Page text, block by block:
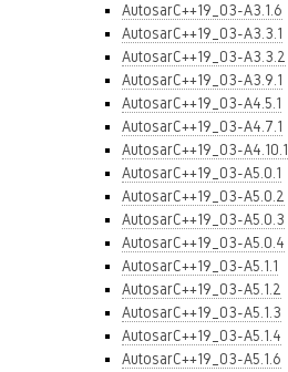
AutosarC++19_03-A3.1.6
AutosarC++19_03-A3.3.1
AutosarC++19_03-A3.3.2
AutosarC++19_03-A3.9.1
AutosarC++19_03-A4.5.1
AutosarC++19_03-A4.7.1
AutosarC++19_03-A4.10.1
AutosarC++19_03-A5.0.1
AutosarC++19_03-A5.0.2
AutosarC++19_03-A5.0.3
AutosarC++19_03-A5.0.4
AutosarC++19_03-A5.1.1
AutosarC++19_03-A5.1.2
AutosarC++19_03-A5.1.3
AutosarC++19_03-A5.1.4
AutosarC++19_03-A5.1.6